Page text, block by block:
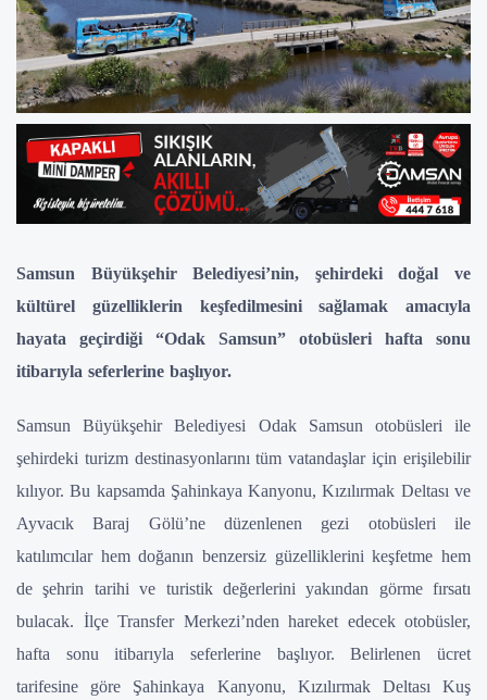
Samsun Büyükşehir Belediyesi’nin, şehirdeki doğal ve
kültürel güzelliklerin keşfedilmesini sağlamak amacıyla
hayata geçirdiği “Odak Samsun” otobüsleri hafta sonu
itibarıyla seferlerine başlıyor.
Samsun Büyükşehir Belediyesi Odak Samsun otobüsleri ile
şehirdeki turizm destinasyonlarını tüm vatandaşlar için erişilebilir
kılıyor. Bu kapsamda Şahinkaya Kanyonu, Kızılırmak Deltası ve
Ayvacık Baraj Gölü’ne düzenlenen gezi otobüsleri ile
katılımcılar hem doğanın benzersiz güzelliklerini keşfetme hem
de şehrin tarihi ve turistik değerlerini yakından görme fırsatı
bulacak. İlçe Transfer Merkezi’nden hareket edecek otobüsler,
hafta sonu itibarıyla seferlerine başlıyor. Belirlenen ücret
tarifesine göre Şahinkaya Kanyonu, Kızılırmak Deltası Kuş